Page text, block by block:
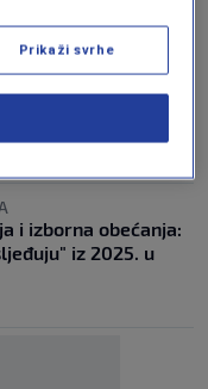
dijele sadaku,
i izborna obećanja:
iz 2025. u
Prikaži svrhe